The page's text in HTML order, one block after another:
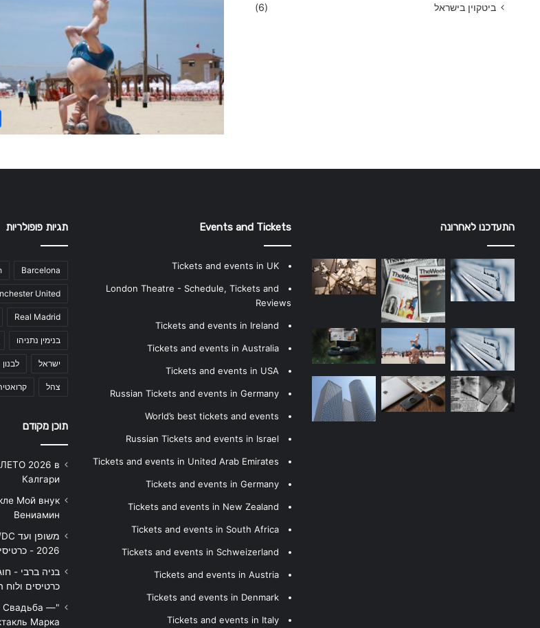
ביטקוין בישראל (6)
התעדכנו לאחרונה Events and Tickets
Tickets and events in UK
London Theatre - Schedule, Tickets and
Reviews
Tickets and events in Ireland
Tickets and events in Australia
Tickets and events in USA
Russian Tickets and events in Germany
World’s best tickets and events
Russian Tickets and events in Israel
Tickets and events in United Arab Emirates
Tickets and events in Germany
Tickets and events in New Zealand
Tickets and events in South Africa
Tickets and events in Schweizerland
Tickets and events in Austria
Tickets and events in Denmark
Tickets and events in Italy
תגיות פופולריות
Barcelona
United
Real Madrid
בנימין נתניהו
ישראל לבנון
צהל
תוכן מקודם
ЛЕТО 2026 в
Калгари
Мой внук
Вениамин
2026 - כרטיסים ולוח הופעות
כרטיסים ולוח
Свадьба —
Марка